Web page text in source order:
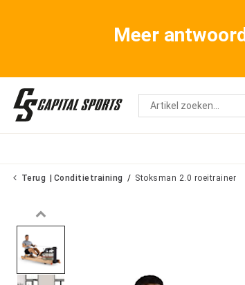
Meer
Terug Conditietraining Stoksman 2.0 roeitrainer